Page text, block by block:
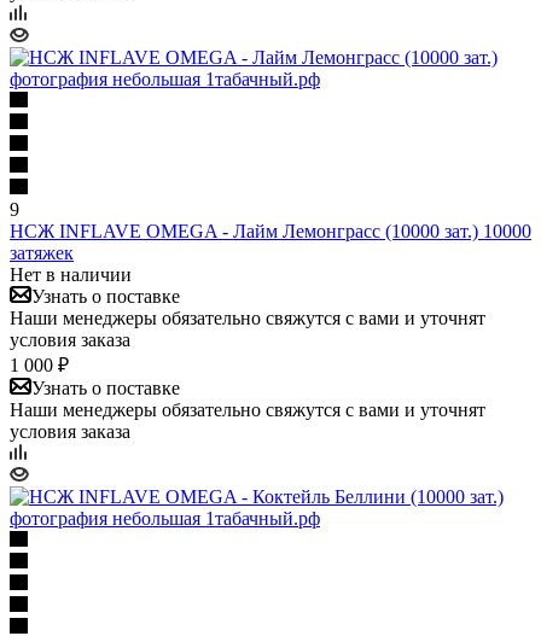
9
НСЖ INFLAVE OMEGA - Лайм Лемонграсс (10000 зат.) 10000
затяжек
Нет в наличии
Узнать о поставке
Наши менеджеры обязательно свяжутся с вами и уточнят
условия заказа
1 000 ₽
Узнать о поставке
Наши менеджеры обязательно свяжутся с вами и уточнят
условия заказа